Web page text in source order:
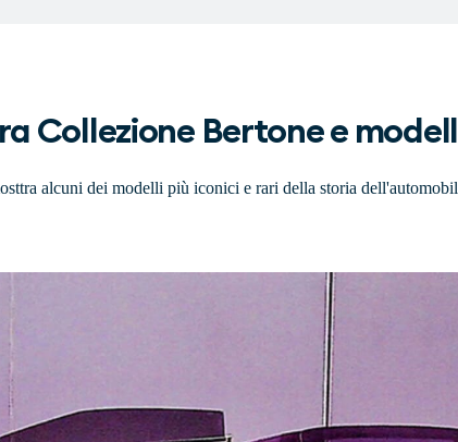
Collezione Bertone e
alcuni dei modelli più iconici e rari della storia